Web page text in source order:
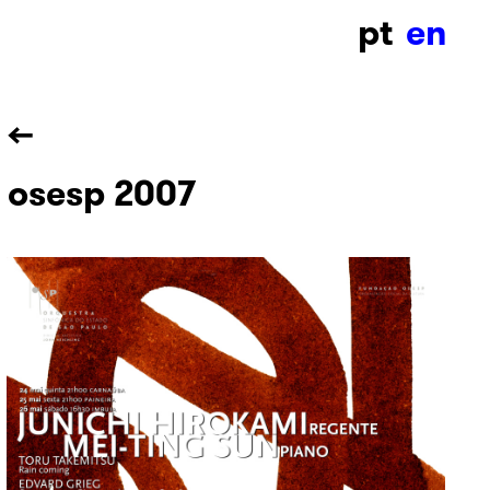
pt en
←
osesp 2007